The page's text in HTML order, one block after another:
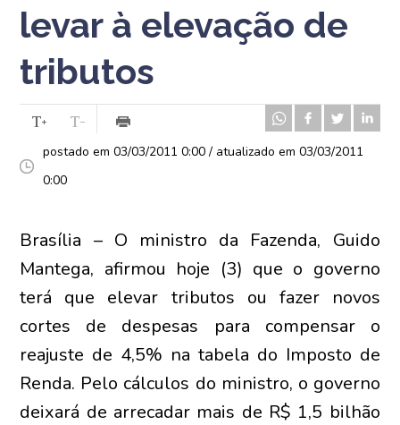
levar à elevação de
tributos
postado em 03/03/2011 0:00 / atualizado em 03/03/2011
0:00
Brasília – O ministro da Fazenda, Guido
Mantega, afirmou hoje (3) que o governo
terá que elevar tributos ou fazer novos
cortes de despesas para compensar o
reajuste de 4,5% na tabela do Imposto de
Renda. Pelo cálculos do ministro, o governo
deixará de arrecadar mais de R$ 1,5 bilhão